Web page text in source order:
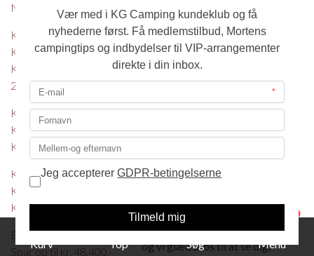
Nu
KG Camping
Kundeklub
Konkurrence august
26
KG Camping
Kundeklub
Konkurrence juli 26
KG Camping
Kundeklub
Konkurrence juni 26
Eriba - oprydningssalg -
Spar op til kr. 48.400,-
får en uhøjtidelig,
imødekommende og venlig
betjening og service.
Vores egen glæde og
erfaring med camping er din
seriøs rådgivning, når du
spørgsmål eller ny
Det skal være rart og
hyggeligt at komme hos os,
og vi glæder os til at se dig.
Kurv Top Søg Menu